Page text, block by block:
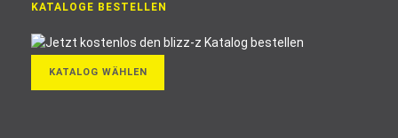
KATALOGE BESTELLEN
KATALOG WÄHLEN